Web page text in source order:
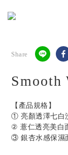
Share
Smooth
【產品規格】
① 亮顏透澤七白
② 薏仁透亮美白
③ 銀杏水感保濕